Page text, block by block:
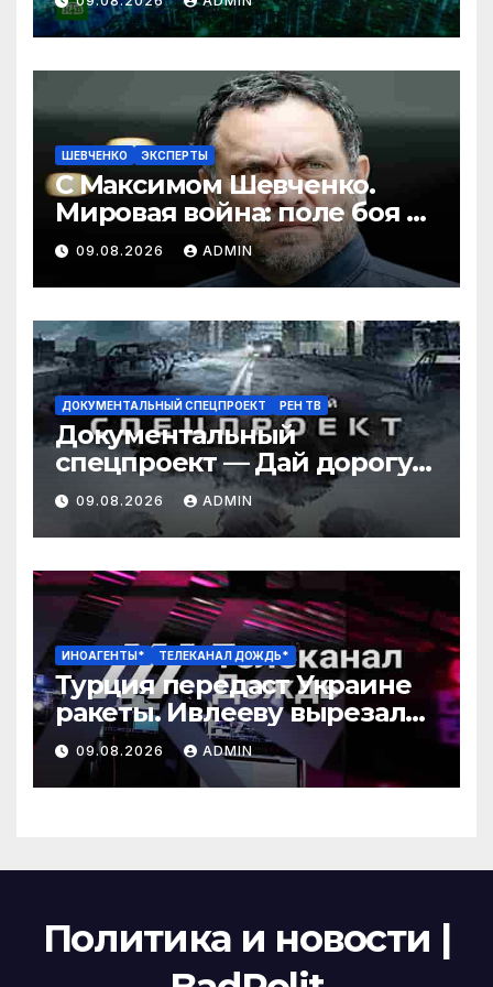
ШЕВЧЕНКО ЭКСПЕРТЫ
С Максимом Шевченко.
Мировая война: поле боя и
перспективы мира. 09.08.26
09.08.2026 ADMIN
ДОКУМЕНТАЛЬНЫЙ СПЕЦПРОЕКТ РЕН ТВ
Документальный
спецпроект — Дай дорогу
дураку (09.08.2026)
09.08.2026 ADMIN
ИНОАГЕНТЫ* ТЕЛЕКАНАЛ ДОЖДЬ*
Турция передаст Украине
ракеты. Ивлееву вырезали
из фильма. Китайские
машины ломаются из-за
бензина
09.08.2026 ADMIN
Политика и новости |